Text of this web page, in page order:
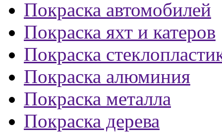
Покраска автомобилей
Покраска яхт и катеров
Покраска
Покраска алюминия
Покраска металла
Покраска дерева